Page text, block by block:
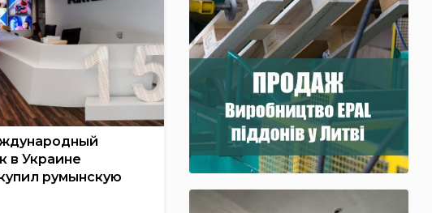
в Украине
румынскую